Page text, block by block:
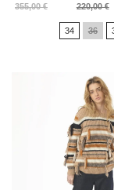
355,00 €
Prix
220,00 €
Prix
34 36